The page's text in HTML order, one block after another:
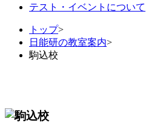
テスト・イベントについて
トップ>
日能研の教室案内>
駒込校